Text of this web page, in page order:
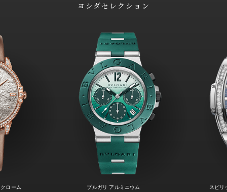
ヨシダセレクション
ローム
ブルガリ アルミニウム
スピリ